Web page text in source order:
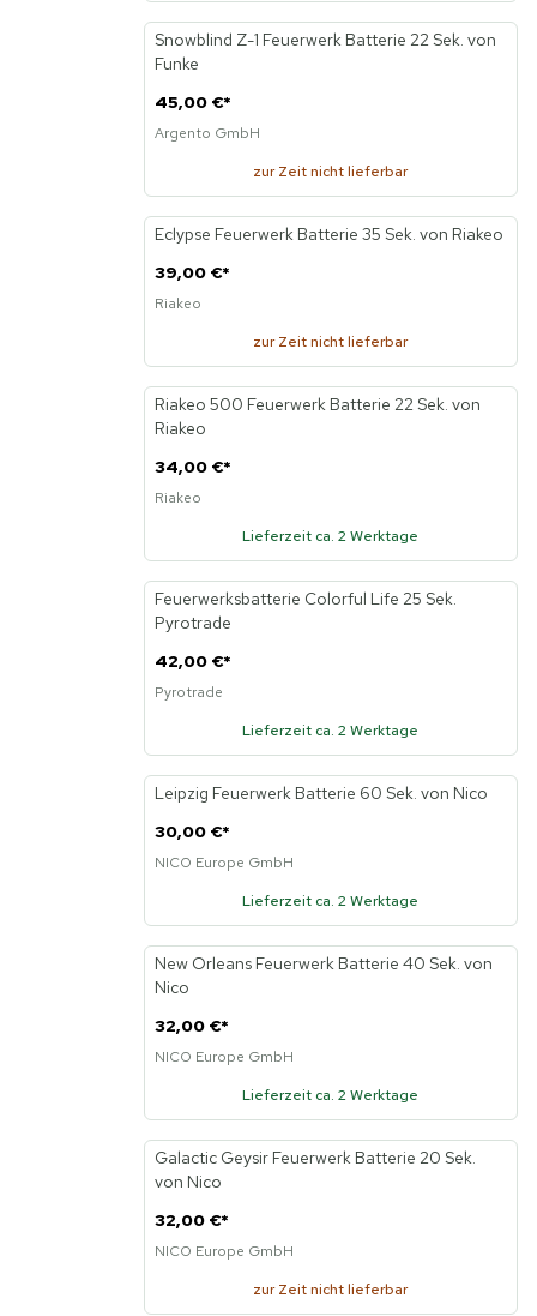
Snowblind Z-1 Feuerwerk Batterie 22 Sek. von
Funke
45,00 €*
Argento GmbH
zur Zeit nicht lieferbar
Eclypse Feuerwerk Batterie 35 Sek. von Riakeo
39,00 €*
Riakeo
zur Zeit nicht lieferbar
Riakeo 500 Feuerwerk Batterie 22 Sek. von
Riakeo
34,00 €*
Riakeo
Lieferzeit ca. 2 Werktage
Neu
Feuerwerksbatterie Colorful Life 25 Sek.
Pyrotrade
42,00 €*
Pyrotrade
Lieferzeit ca. 2 Werktage
Leipzig Feuerwerk Batterie 60 Sek. von Nico
30,00 €*
NICO Europe GmbH
Lieferzeit ca. 2 Werktage
New Orleans Feuerwerk Batterie 40 Sek. von
Nico
32,00 €*
NICO Europe GmbH
Lieferzeit ca. 2 Werktage
Galactic Geysir Feuerwerk Batterie 20 Sek.
von Nico
32,00 €*
NICO Europe GmbH
zur Zeit nicht lieferbar